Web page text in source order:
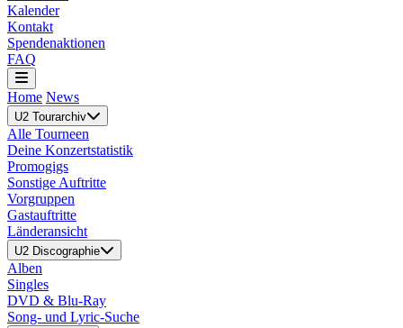
Kalender
Kontakt
Spendenaktionen
FAQ
Home News
U2 Tourarchiv
Alle Tourneen
Deine Konzertstatistik
Promogigs
Sonstige Auftritte
Vorgruppen
Gastauftritte
Länderansicht
U2 Discographie
Alben
Singles
DVD & Blu-Ray
Song- und Lyric-Suche